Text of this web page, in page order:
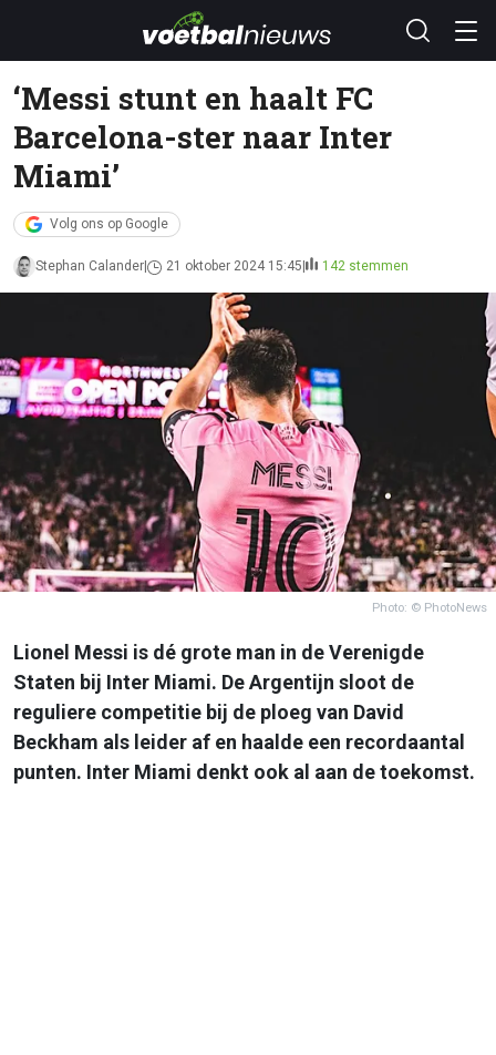
‘Messi stunt en haalt FC
Barcelona-ster naar Inter
Miami’
Volg ons op Google
Stephan Calander 21 oktober 2024 15:45 142 stemmen
Photo: © PhotoNews
Lionel Messi is dé grote man in de Verenigde
Staten bij Inter Miami. De Argentijn sloot de
reguliere competitie bij de ploeg van David
Beckham als leider af en haalde een recordaantal
punten. Inter Miami denkt ook al aan de toekomst.